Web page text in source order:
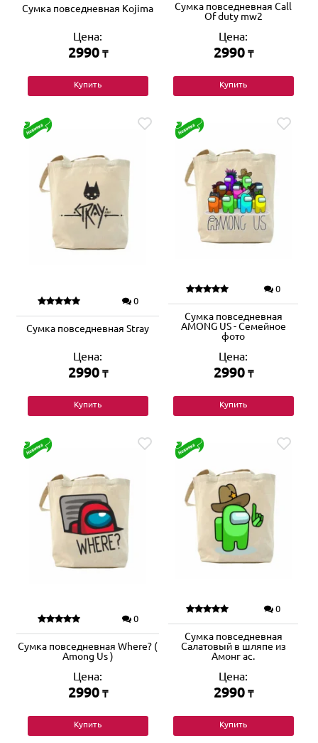
Сумка повседневная Kojima
Цена:
2990 ₸
Купить
Сумка повседневная Call
Of duty mw2
Цена:
2990 ₸
Купить
0
Сумка повседневная Stray
Цена:
2990 ₸
Купить
0
Сумка повседневная
AMONG US - Семейное
фото
Цена:
2990 ₸
Купить
0
Сумка повседневная Where? (
Among Us )
Цена:
2990 ₸
Купить
0
Сумка повседневная
Салатовый в шляпе из
Амонг ас.
Цена:
2990 ₸
Купить